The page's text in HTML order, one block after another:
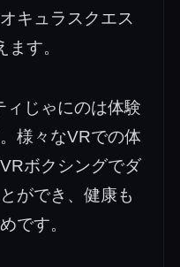
キュラスクエス
す。
ィじゃにのは体験
様々なVRでの体
ボクシングでダ
ができ、健康も
です。